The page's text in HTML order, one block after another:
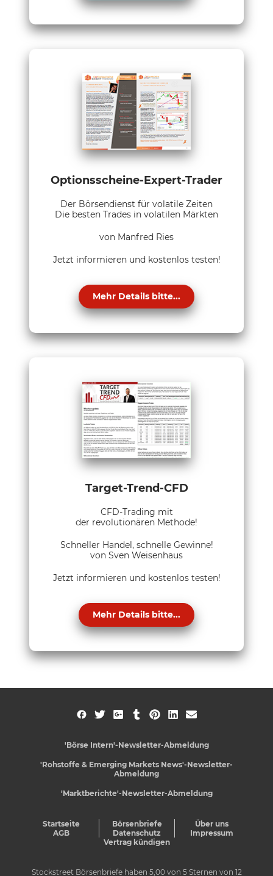
Optionsscheine-Expert-Trader
Der Börsendienst für volatile Zeiten
Die besten Trades in volatilen Märkten
von Manfred Ries
Jetzt informieren und kostenlos testen!
Mehr Details bitte...
Target-Trend-CFD
CFD-Trading mit
der revolutionären Methode!
Schneller Handel, schnelle Gewinne!
von Sven Weisenhaus
Jetzt informieren und kostenlos testen!
Mehr Details bitte...
'Börse Intern'-Newsletter-Abmeldung
'Rohstoffe & Emerging Markets News'-Newsletter-
Abmeldung
'Marktberichte'-Newsletter-Abmeldung
Startseite Börsenbriefe
Über uns
AGB
Datenschutz
Impressum
Vertrag kündigen
Stockstreet Börsenbriefe haben 5,00von 5Sternen von 12